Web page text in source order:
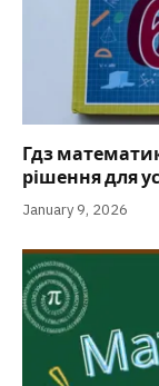
Гдз
рішення для
January 9, 2026